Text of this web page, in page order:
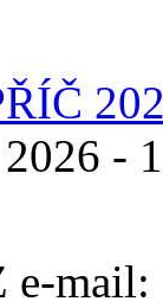
-
mail: